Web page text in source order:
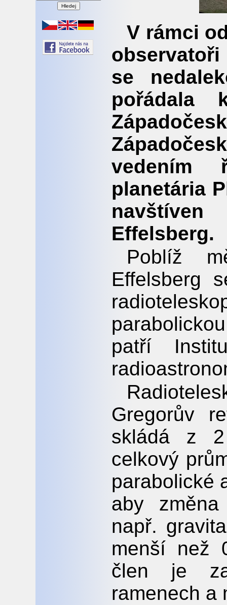
V rámci
se
pořádala
vedením
planetária
Effelsberg.
Poblíž
Effelsberg
patří
Gregorův
skládá z
celkový
parabolické
aby
např.
menší než
člen je
ramenech a